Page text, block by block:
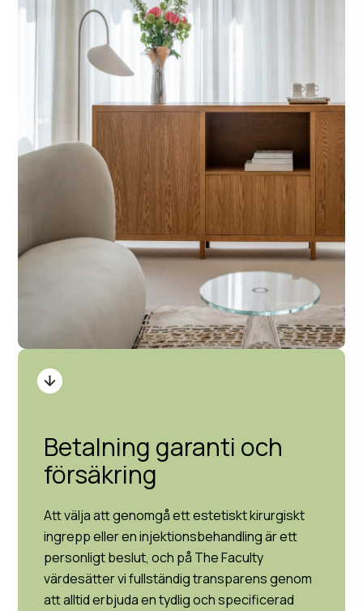
Betalning garanti och
försäkring
Att välja att genomgå ett estetiskt kirurgiskt
ingrepp eller en injektionsbehandling är ett
personligt beslut, och på The Faculty
värdesätter vi fullständig transparens genom
att alltid erbjuda en tydlig och specificerad